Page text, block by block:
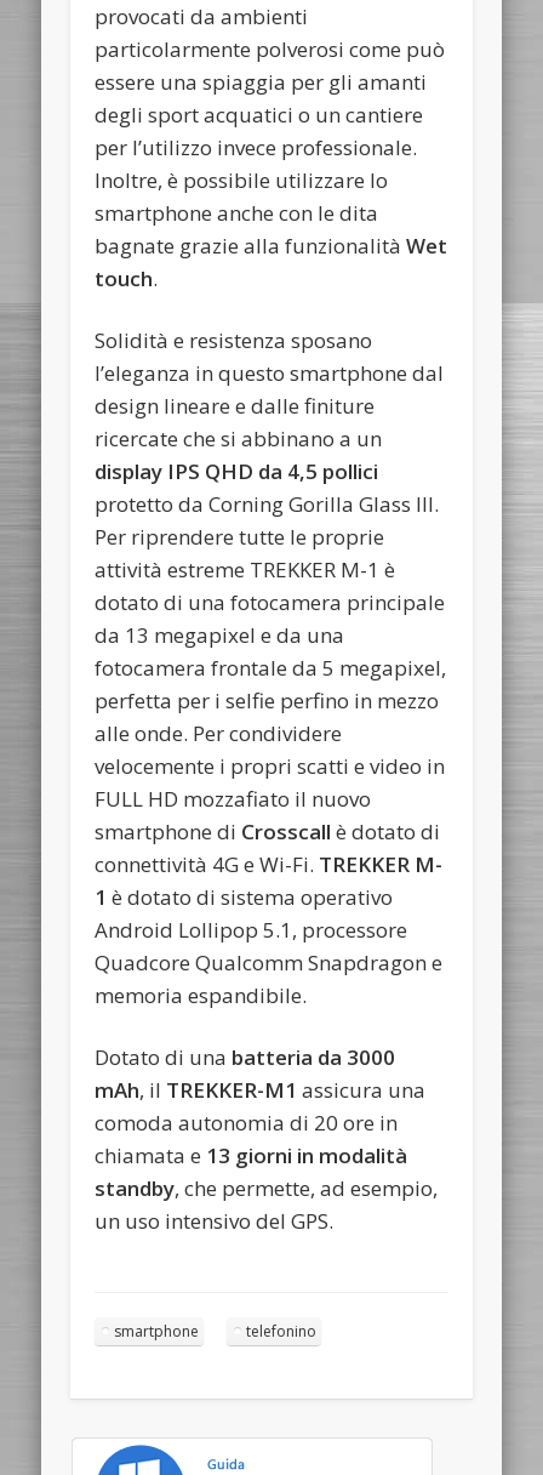
provocati da ambienti
particolarmente polverosi come può
essere una spiaggia per gli amanti
degli sport acquatici o un cantiere
per l’utilizzo invece professionale.
Inoltre, è possibile utilizzare lo
smartphone anche con le dita
bagnate grazie alla funzionalitàWet
touch.
Solidità e resistenza sposano
l’eleganza in questo smartphone dal
design lineare e dalle finiture
ricercate che si abbinano a un
display IPS QHD da 4,5 pollici
protetto da Corning Gorilla Glass III.
Per riprendere tutte le proprie
attività estreme TREKKER M-1 è
dotato di una fotocamera principale
da 13 megapixel e da una
fotocamera frontale da 5 megapixel,
perfetta per i selfie perfino in mezzo
alle onde. Per condividere
velocemente i propri scatti e video in
FULL HD mozzafiato il nuovo
smartphone di Crosscall è dotato di
connettività 4G e Wi-Fi. TREKKER M-
1 è dotato di sistema operativo
Android Lollipop 5.1, processore
Quadcore Qualcomm Snapdragon e
memoria espandibile.
Dotato di una batteria da 3000
mAh, il TREKKER-M1 assicura una
comoda autonomia di 20 ore in
chiamata e 13 giorni in modalità
standby, che permette, ad esempio,
un uso intensivo del GPS.
smartphone telefonino